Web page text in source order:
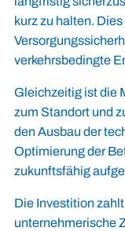
kurz zu halten.
verkehrsbedingte
Gleichzeitig ist die
zum Standort und
den Ausbau der
Optimierung der
zukunftsfähig
Die Investition
unternehmerische